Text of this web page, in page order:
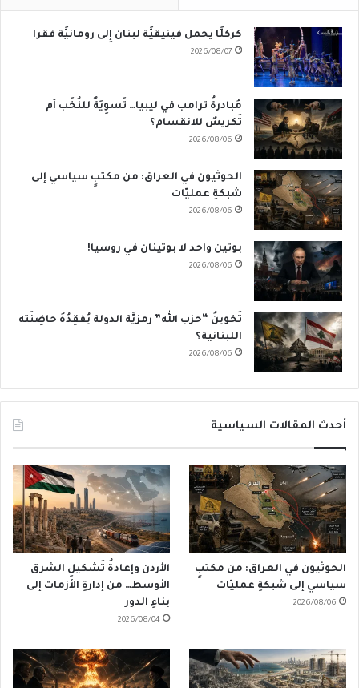
كركلَّا يحمل فينيقيَّة لبنان إِلى رومانيَّة فقرا
2026/08/07
مُبادرةُ ترامب في ليبيا… تَسوِيَةٌ للنُخَب أم
تَكريسٌ للانقسام؟
2026/08/06
الحوثيون في العراق: من مكتبٍ سياسي إلى
شبكةِ عمليّات
2026/08/06
بوتين واحد لا بوتينان في روسيا!
2026/08/06
تَخوينُ “حزب الله” رمزيَّة الدولة يُفقِدُهُ حاضِنَته
اللبنانية؟
2026/08/06
أحدث المقالات السياسية
الحوثيون في العراق: من مكتبٍ
سياسي إلى شبكةِ عمليّات
2026/08/06
الأردن وإعادةُ تَشكيلِ الشرق
الأوسط… من إدارةِ الأزمات إلى
بناءِ الدور
2026/08/04